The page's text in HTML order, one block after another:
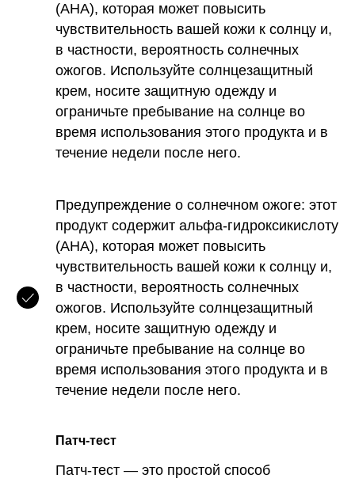
(AHA), которая может повысить
чувствительность вашей кожи к солнцу и,
в частности, вероятность солнечных
ожогов. Используйте солнцезащитный
крем, носите защитную одежду и
ограничьте пребывание на солнце во
время использования этого продукта и в
течение недели после него.
Предупреждение о солнечном ожоге: этот
продукт содержит альфа-гидроксикислоту
(AHA), которая может повысить
чувствительность вашей кожи к солнцу и,
в частности, вероятность солнечных
ожогов. Используйте солнцезащитный
крем, носите защитную одежду и
ограничьте пребывание на солнце во
время использования этого продукта и в
течение недели после него.
Патч-тест
Патч-тест — это простой способ